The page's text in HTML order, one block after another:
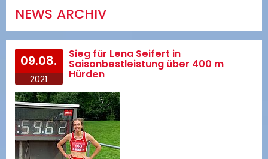
NEWS ARCHIV
09.08.
2021
Sieg für Lena Seifert in
Saisonbestleistung über 400 m
Hürden